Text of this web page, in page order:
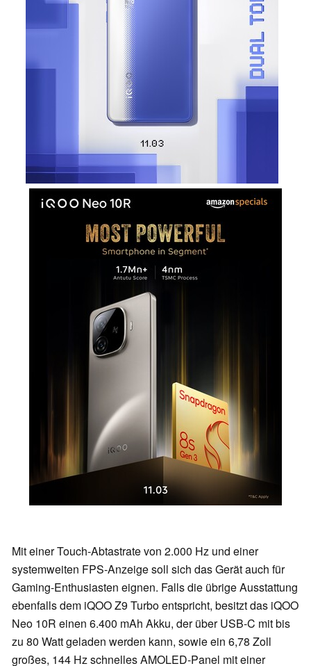
Mit einer Touch-Abtastrate von 2.000 Hz und einer
systemweiten FPS-Anzeige soll sich das Gerät auch für
Gaming-Enthusiasten eignen. Falls die übrige Ausstattung
ebenfalls dem iQOO Z9 Turbo entspricht, besitzt das iQOO
Neo 10R einen 6.400 mAh Akku, der über USB-C mit bis
zu 80 Watt geladen werden kann, sowie ein 6,78 Zoll
großes, 144 Hz schnelles AMOLED-Panel mit einer